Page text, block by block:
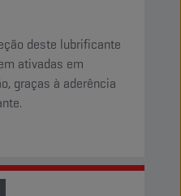
deste lubrificante
ativadas em
graças à aderência